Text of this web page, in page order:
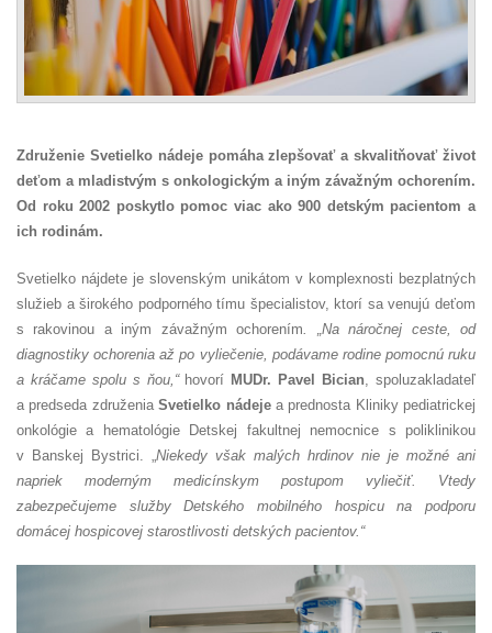
Združenie Svetielko nádeje pomáha zlepšovať a skvalitňovať život
deťom a mladistvým s onkologickým a iným závažným ochorením.
Od roku 2002 poskytlo pomoc viac ako 900 detským pacientom a
ich rodinám.
Svetielko nájdete je slovenským unikátom v komplexnosti bezplatných
služieb a širokého podporného tímu špecialistov, ktorí sa venujú deťom
s rakovinou a iným závažným ochorením . „Na náročnej ceste, od
diagnostiky ochorenia až po vyliečenie, podávame rodine pomocnú ruku
a kráčame spolu s ňou,“ hovorí MUDr. Pavel Bician , spoluzakladateľ
a predseda združeniaSvetielko nádejea prednosta Kliniky pediatrickej
onkológie a hematológie Detskej fakultnej nemocnice s poliklinikou
v Banskej Bystrici. „ Niekedy však malých hrdinov nie je možné ani
napriek moderným medicínskym postupom vyliečiť. Vtedy
zabezpečujeme služby Detského mobilného hospicu na podporu
domácej hospicovej starostlivosti detských pacientov.“